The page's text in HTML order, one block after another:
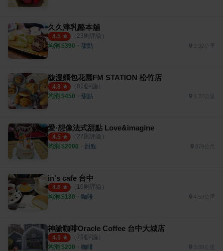
久久津乳酪本舖
4.5 （ 23則評論）
均消 $390 ・ 甜點 2.92公里
馥漫麵包花園FM STATION 松竹店
4.8 （ 8則評論）
均消 $450 ・ 甜點 1.22公里
愛·想像法式甜點 Love&imagine
4.5 （ 27則評論）
均消 $2000 ・ 甜點 879公尺
in's cafe 台中
4.6 （ 10則評論）
均消 $180 ・ 咖啡 4.59公里
神諭咖啡Oracle Coffee 台中大城店
4.5 （ 7則評論）
均消 $200 ・ 咖啡 3.89公里